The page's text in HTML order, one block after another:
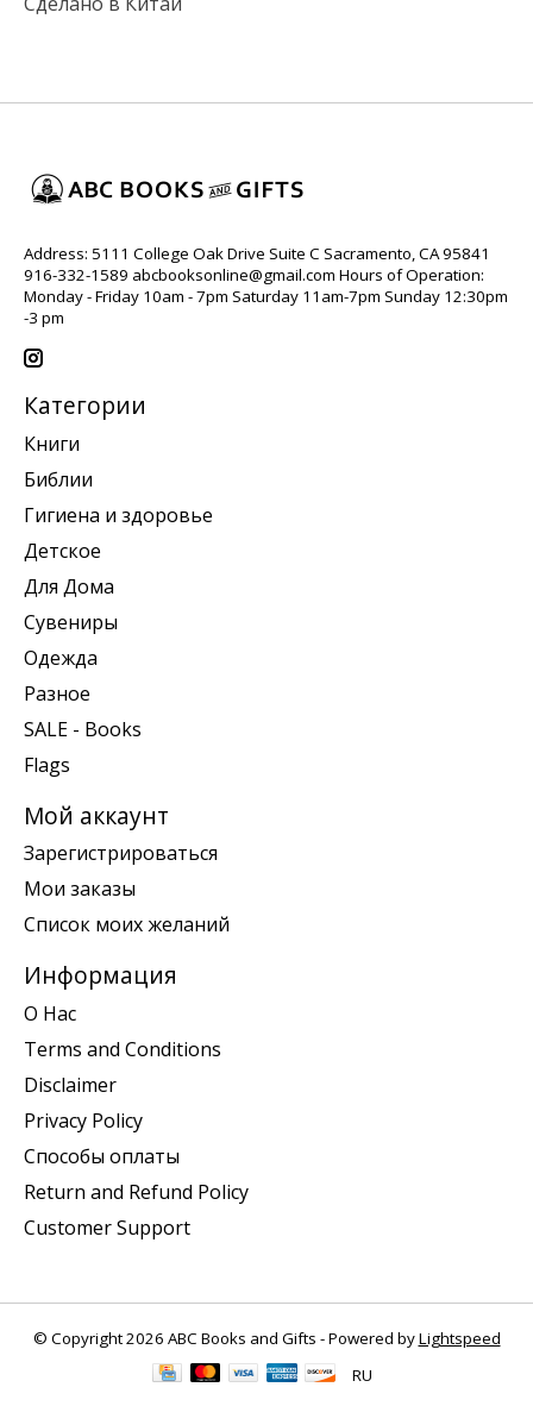
Address: 5111 College Oak Drive Suite C Sacramento, CA 95841
916-332-1589 abcbooksonline@gmail.com Hours of Operation:
Monday - Friday 10am - 7pm Saturday 11am-7pm Sunday 12:30pm
-3 pm
Категории
Книги
Библии
Гигиена и здоровье
Детское
Для Дома
Сувениры
Одежда
Разное
SALE - Books
Flags
Мой аккаунт
Зарегистрироваться
Мои заказы
Список моих желаний
Информация
О Нас
Terms and Conditions
Disclaimer
Privacy Policy
Способы оплаты
Return and Refund Policy
Customer Support
© Copyright 2026 ABC Books and Gifts - Powered byLightspeed
RU